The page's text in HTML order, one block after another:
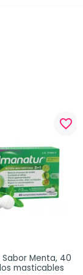
favorite_border
Menta, 40
masticables